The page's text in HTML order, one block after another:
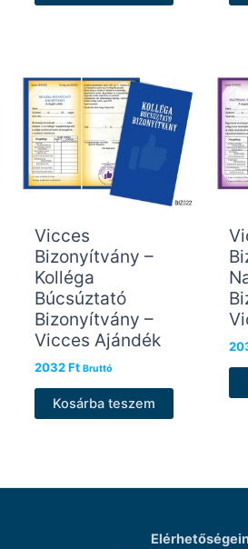
Vicces
Bizonyítvány –
Kolléga
Búcsúztató
Bizonyítvány –
Vicces Ajándék
2032Ft Bruttó
Kosárba teszem